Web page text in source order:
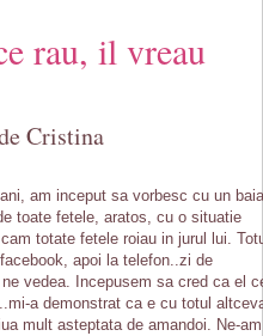
rau, il vreau
Cristina
am inceput sa vorbesc cu un
toate fetele, aratos, cu o situatie
totate fetele roiau in jurul lui.
apoi la telefon..zi de
vedea. Incepusem sa cred ca el
a demonstrat ca e cu totul
mult asteptata de amandoi. Ne-am